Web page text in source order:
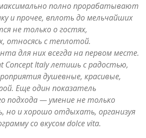
полно прорабатывают
и прочее, вплоть до мельчайших
не только о гостях,
относясь с теплотой.
для них всегда на первом месте.
Concept Italy летишь с радостью,
душевные, красивые,
Еще один показатель
подхода — умение не только
но и хорошо отдыхать, организуя
со вкусом dolce vita.